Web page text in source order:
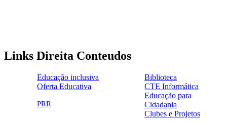
Links Direita Conteudos
ensinoinclusivo.png
Educação inclusiva
link1.png
Biblioteca
oferta_edu.png
Oferta Educativa
cte2.png
CTE Informática
selo_importancia_estrategica.png
PRR
logo_epc_2.png
Educação para
Cidadania
Clubes e Projetos